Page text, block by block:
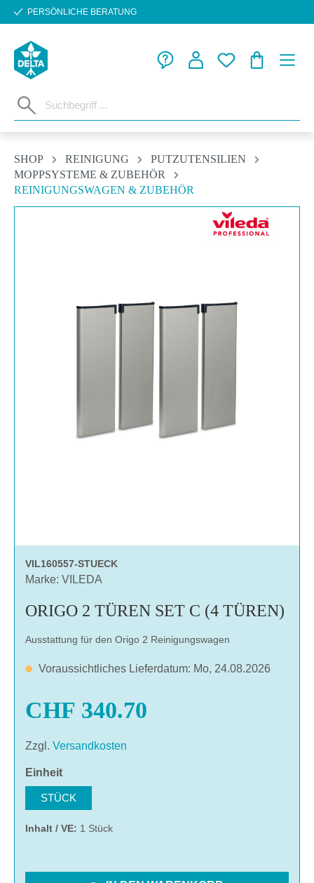
Zum Hauptinhalt springen
PERSÖNLICHE BERATUNG
SHOP REINIGUNG
PUTZUTENSILIEN
MOPPSYSTEME & ZUBEHÖR
REINIGUNGSWAGEN & ZUBEHÖR
VIL160557-STUECK
Marke: VILEDA
ORIGO 2 TÜREN SET C (4 TÜREN)
Ausstattung für den Origo 2 Reinigungswagen
Voraussichtliches Lieferdatum: Mo, 24.08.2026
CHF 340.70
Zzgl. Versandkosten
Einheitauswählen
STÜCK
Inhalt / VE: 1 Stück